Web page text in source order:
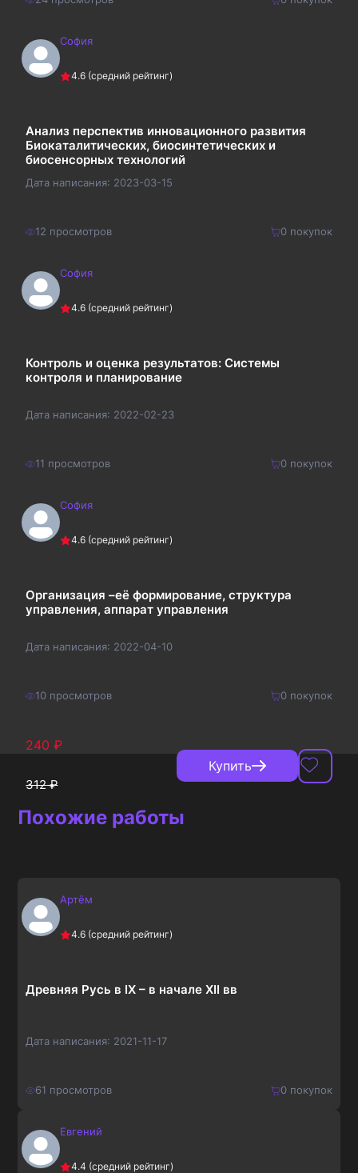
1900₽София
4.6 (средний рейтинг)
Анализ перспектив инновационного развития
Биокаталитических, биосинтетических и
биосенсорных технологий
Дата написания: 2023-03-15
12 просмотров 0покупок
250 ₽София
4.6 (средний рейтинг)
Контроль и оценка результатов: Системы
контроля и планирование
Дата написания: 2022-02-23
11 просмотров 0покупок
250 ₽София
4.6 (средний рейтинг)
Организация –её формирование, структура
управления, аппарат управления
Дата написания: 2022-04-10
10 просмотров 0покупок
240 ₽
312₽
Купить
Похожие работы
Артём
4.6 (средний рейтинг)
Древняя Русь в IX – в начале XII вв
Дата написания: 2021-11-17
61 просмотров 0покупок
210₽Евгений
4.4 (средний рейтинг)